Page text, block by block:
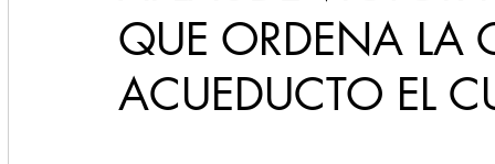
Espectaculos Clima Principal Salud
QUE ORDENA LA
ACUEDUCTO EL